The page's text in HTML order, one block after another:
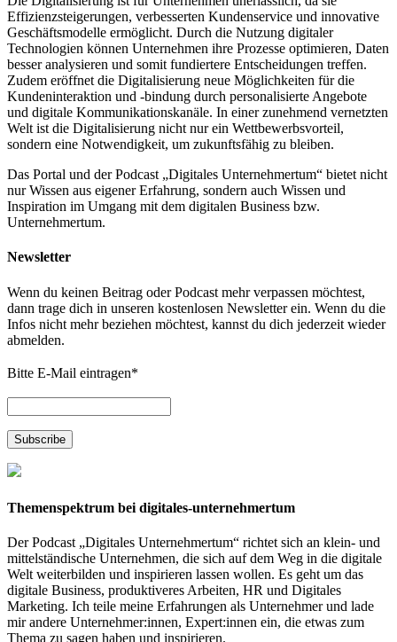
Effizienzsteigerungen, verbesserten Kundenservice und innovative
Geschäftsmodelle ermöglicht. Durch die Nutzung digitaler
Technologien können Unternehmen ihre Prozesse optimieren, Daten
besser analysieren und somit fundiertere Entscheidungen treffen.
Zudem eröffnet die Digitalisierung neue Möglichkeiten für die
Kundeninteraktion und -bindung durch personalisierte Angebote
und digitale Kommunikationskanäle. In einer zunehmend vernetzten
Welt ist die Digitalisierung nicht nur ein Wettbewerbsvorteil,
sondern eine Notwendigkeit, um zukunftsfähig zu bleiben.
Das Portal und der Podcast „Digitales Unternehmertum“ bietet nicht
nur Wissen aus eigener Erfahrung, sondern auch Wissen und
Inspiration im Umgang mit dem digitalen Business bzw.
Unternehmertum.
Newsletter
Wenn du keinen Beitrag oder Podcast mehr verpassen möchtest,
dann trage dich in unseren kostenlosen Newsletter ein. Wenn du die
Infos nicht mehr beziehen möchtest, kannst du dich jederzeit wieder
abmelden.
Bitte E-Mail eintragen*
Themenspektrum bei digitales-unternehmertum
Der Podcast „Digitales Unternehmertum“ richtet sich an klein- und
mittelständische Unternehmen, die sich auf dem Weg in die digitale
Welt weiterbilden und inspirieren lassen wollen. Es geht um das
digitale Business, produktiveres Arbeiten, HR und Digitales
Marketing. Ich teile meine Erfahrungen als Unternehmer und lade
mir andere Unternehmer:innen, Expert:innen ein, die etwas zum
Thema zu sagen haben und inspirieren.